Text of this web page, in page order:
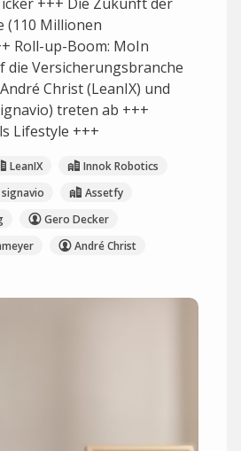
(110 Millionen
Roll-up-Boom: MoIn
die Versicherungsbranche
Christ (LeanIX) und
treten ab +++
Lifestyle +++
LeanIX
Innok Robotics
signavio
Assetfy
Gero Decker
André Christ